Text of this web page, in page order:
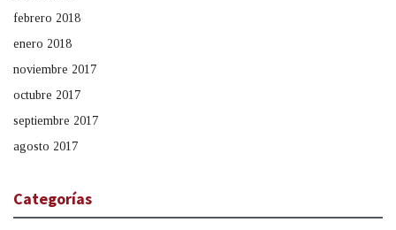
febrero 2018
enero 2018
noviembre 2017
octubre 2017
septiembre 2017
agosto 2017
Categorías